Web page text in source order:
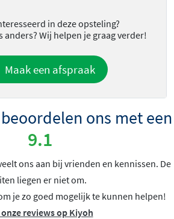
in deze opsteling?
anders? Wij helpen je graag verder!
Maak een afspraak
ons met een
9.1
ons aan bij vrienden en kennissen. De
liegen er niet om.
je zo goed mogelijk te kunnen helpen!
onze reviews op Kiyoh